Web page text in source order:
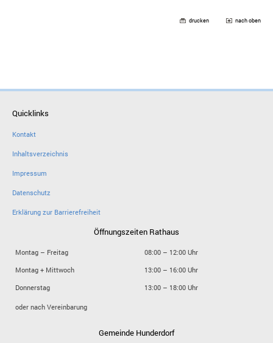
drucken nach oben
Quicklinks
Kontakt
Inhaltsverzeichnis
Impressum
Datenschutz
Erklärung zur Barrierefreiheit
Öffnungszeiten Rathaus
Montag – Freitag
08:00 – 12:00 Uhr
Montag + Mittwoch
13:00 – 16:00 Uhr
Donnerstag
13:00 – 18:00 Uhr
oder nach Vereinbarung
Gemeinde Hunderdorf